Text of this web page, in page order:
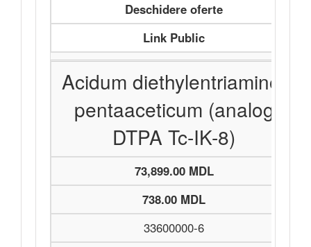
Deschidere oferte
Link Public
Acidum diethylentriamino-
pentaaceticum (analog
DTPA Tc-IK-8)
73,899.00 MDL
738.00 MDL
33600000-6